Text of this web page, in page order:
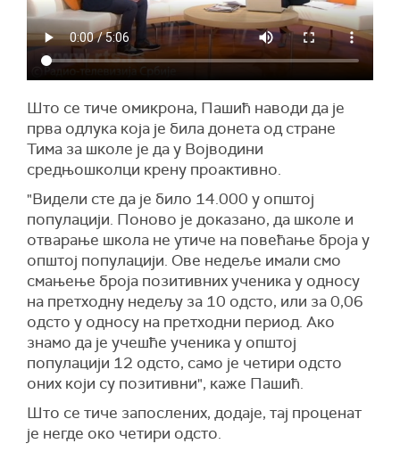
Што се тиче омикрона, Пашић наводи да је
прва одлука која је била донета од стране
Тима за школе је да у Војводини
средњошколци крену проактивно.
"Видели сте да је било 14.000 у општој
популацији. Поново је доказано, да школе и
отварање школа не утиче на повећање броја у
општој популацији. Ове недеље имали смо
смањење броја позитивних ученика у односу
на претходну недељу за 10 одсто, или за 0,06
одсто у односу на претходни период. Ако
знамо да је учешће ученика у општој
популацији 12 одсто, само је четири одсто
оних који су позитивни", каже Пашић.
Што се тиче запослених, додаје, тај проценат
је негде око четири одсто.